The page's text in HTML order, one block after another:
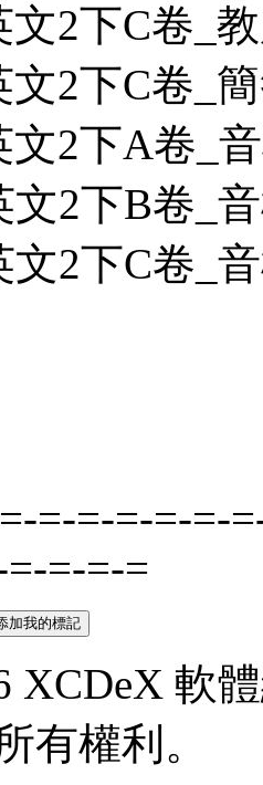
文2下C卷_
文2下C卷_
文2下A卷_
文2下B卷_
文2下C卷_
=-=-=-=-=-
=-=-=
XCDeX 軟
有權利。